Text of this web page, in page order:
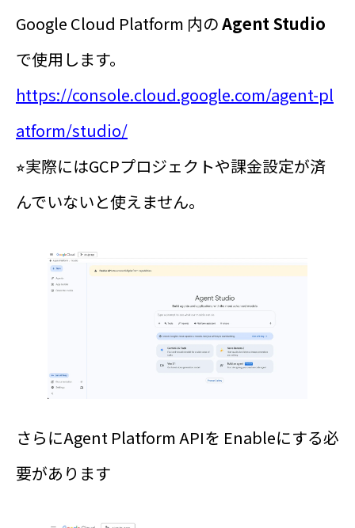
Google Cloud Platform 内のAgent Studio
で使用します。
https://console.cloud.google.com/agent-pl
atform/studio/
⭐︎実際にはGCPプロジェクトや課金設定が済
んでいないと使えません。
さらにAgent Platform APIを Enableにする必
要があります